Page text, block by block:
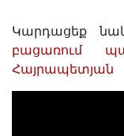
Կարդացեք
բացառում
Հայրապետյան